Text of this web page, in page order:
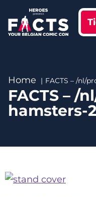
Home FACTS – /nl/
FACTS – /
hamsters-